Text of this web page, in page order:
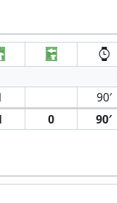
90′
0 90′